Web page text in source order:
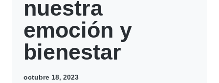
nuestra
emoción y
bienestar
octubre 18, 2023